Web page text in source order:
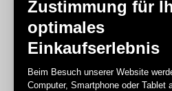
Zustimmung für
optimales
Einkaufserlebnis
Beim Besuch unserer Website
Computer, Smartphone oder Tablet